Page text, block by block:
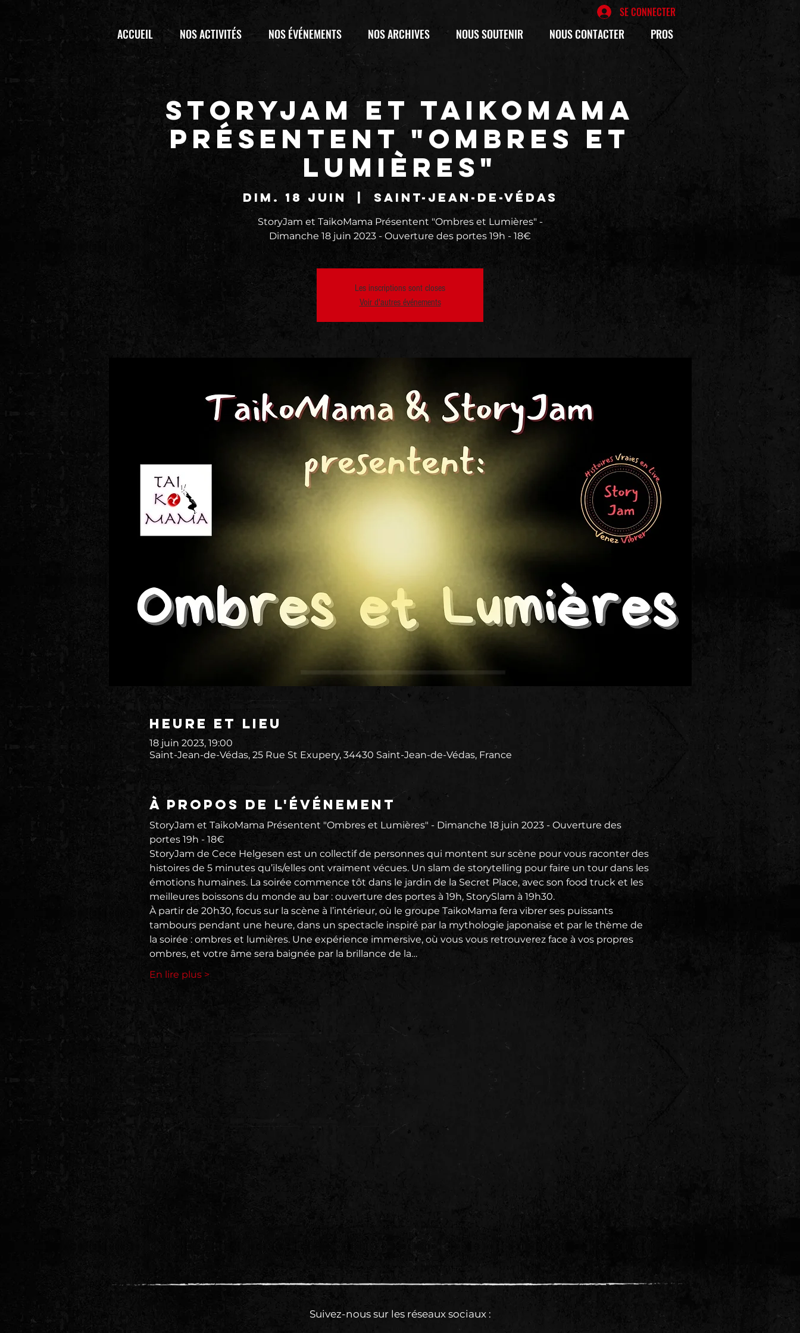
SE CONNECTER
ACCUEIL NOS ACTIVITÉS NOS ÉVÉNEMENTS NOS ARCHIVES NOUS SOUTENIR NOUS CONTACTER PROS
StoryJam et TaikoMama
Présentent "Ombres et
Lumières"
dim. 18 juin Saint-Jean-de-Védas
StoryJam et TaikoMama Présentent "Ombres et Lumières" -
Dimanche 18 juin 2023 - Ouverture des portes 19h - 18€
Les inscriptions sont closes
Voir d'autres événements
Heure et lieu
18 juin 2023, 19:00
Saint-Jean-de-Védas, 25 Rue St Exupery, 34430 Saint-Jean-de-Védas, France
À propos de l'événement
StoryJam et TaikoMama Présentent "Ombres et Lumières" - Dimanche 18 juin 2023 - Ouverture des
portes 19h - 18€
StoryJam de Cece Helgesen est un collectif de personnes qui montent sur scène pour vous raconter des
histoires de 5 minutes qu’ils/elles ont vraiment vécues. Un slam de storytelling pour faire un tour dans les
émotions humaines. La soirée commence tôt dans le jardin de la Secret Place, avec son food truck et les
meilleures boissons du monde au bar : ouverture des portes à 19h, StorySlam à 19h30.
À partir de 20h30, focus sur la scène à l’intérieur, où le groupe TaikoMama fera vibrer ses puissants
tambours pendant une heure, dans un spectacle inspiré par la mythologie japonaise et par le thème de
la soirée : ombres et lumières. Une expérience immersive, où vous vous retrouverez face à vos propres
ombres, et votre âme sera baignée par la brillance de la…
En lire plus >
Suivez-nous sur les réseaux sociaux :